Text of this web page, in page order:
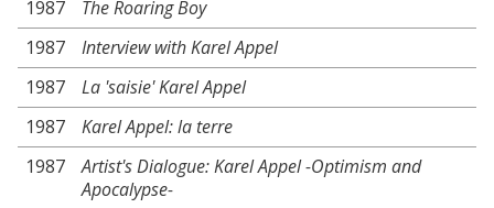
1987
The Roaring Boy
1987
Interview with Karel Appel
1987
La 'saisie' Karel Appel
1987
Karel Appel: la terre
1987
Artist's Dialogue: Karel Appel -Optimism and
Apocalypse-